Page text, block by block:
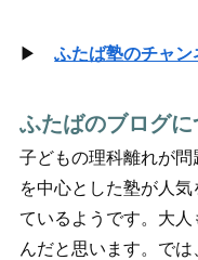
▶ふたば塾のチャン
ふたばのブログに
子どもの理科離れが
を中心とした塾が人
ているようです。大
んだと思います。で